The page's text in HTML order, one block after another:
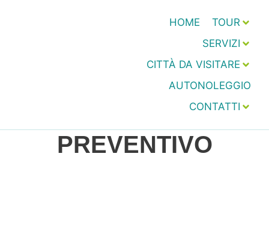
HOME
TOUR
SERVIZI
CITTÀ DA VISITARE
AUTONOLEGGIO
CONTATTI
PREVENTIVO